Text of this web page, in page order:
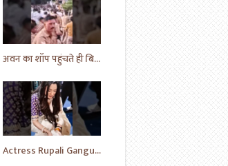
अवन का शॉप पहुंचते ही बिगड़े भीड़ के हालात | Prayagraj News | Ateek Ahmad | #shorts #yt #news
Actress Rupali Ganguly looking beautiful Play a cute puppy | Bollywood | Bollywood News #shorts #yt